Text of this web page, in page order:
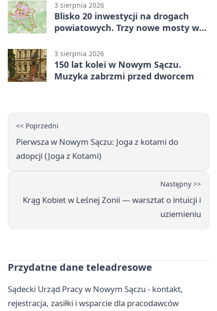
3 sierpnia 2026
Blisko 20 inwestycji na drogach
powiatowych. Trzy nowe mosty w
3 sierpnia 2026
150 lat kolei w Nowym Sączu.
Muzyka zabrzmi przed dworcem
<< Poprzedni
Pierwsza w Nowym Sączu: Joga z kotami do
adopcji (Joga z Kotami)
Następny >>
Krąg Kobiet w Leśnej Zonii — warsztat o intuicji i
uziemieniu
Przydatne dane teleadresowe
Sądecki Urząd Pracy w Nowym Sączu - kontakt,
rejestracja, zasiłki i wsparcie dla pracodawców